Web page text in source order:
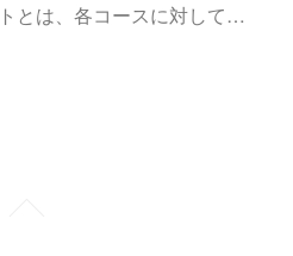
とは、各コースに対して…